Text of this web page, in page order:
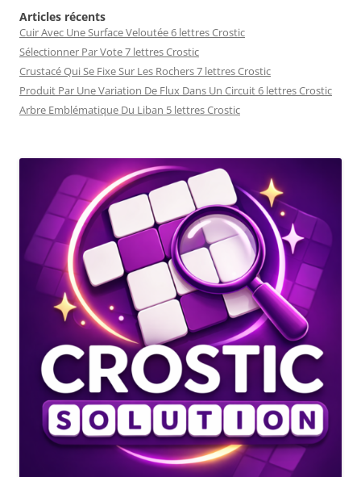
Articles récents
Cuir Avec Une Surface Veloutée 6 lettres Crostic
Sélectionner Par Vote 7 lettres Crostic
Crustacé Qui Se Fixe Sur Les Rochers 7 lettres Crostic
Produit Par Une Variation De Flux Dans Un Circuit 6 lettres Crostic
Arbre Emblématique Du Liban 5 lettres Crostic